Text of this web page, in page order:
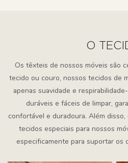
O
Os têxteis de nossos móveis são
tecido ou couro, nossos tecidos de
apenas suavidade e
duráveis ​​e fáceis de limpar,
confortável e duradoura. Além
tecidos especiais para nossos
especificamente para suportar os